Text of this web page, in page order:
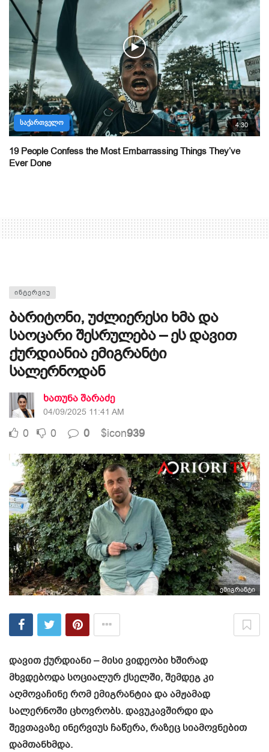
4:30
ᲡᲐᲥᲐᲠᲗᲕᲔᲚᲝ
19 People Confess the Most Embarrassing Things They’ve
Ever Done
ᲘᲜᲢᲔᲠᲕᲘᲣ
ბარიტონი, უძლიერესი ხმა და
საოცარი შესრულება – ეს დავით
ქურდიანია ემიგრანტი
სალერნოდან
ხათუნა შარაძე
04/09/2025 11:41 AM
0 0 0 $icon939
ემიგრანტი
დავით ქურდიანი – მისი ვიდეობი ხშირად
მხვდებოდა სოციალურ ქსელში, შემდეგ კი
აღმოვაჩინე რომ ემიგრანტია და ამჟამად
სალერნოში ცხოვრობს. დავუკავშირდი და
შევთავაზე ინერვიუს ჩაწერა, რაზეც სიამოვნებით
დამთანხმდა.